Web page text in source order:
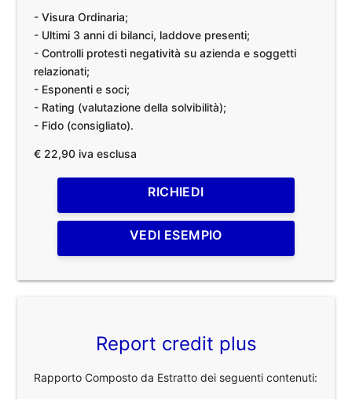
- Visura Ordinaria;
- Ultimi 3 anni di bilanci, laddove presenti;
- Controlli protesti negatività su azienda e soggetti
relazionati;
- Esponenti e soci;
- Rating (valutazione della solvibilità);
- Fido (consigliato).
€ 22,90 iva esclusa
RICHIEDI
VEDI ESEMPIO
Report credit plus
Rapporto Composto da Estratto dei seguenti contenuti: